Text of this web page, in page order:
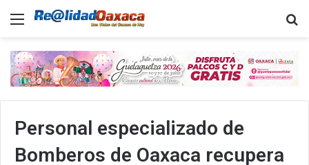
Menu
Personal especializado de
Bomberos de Oaxaca recupera